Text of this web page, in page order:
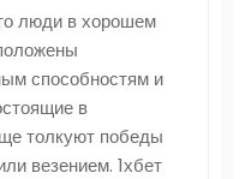
люди в хорошем
способностям и
в
толкуют победы
везением. 1хбет